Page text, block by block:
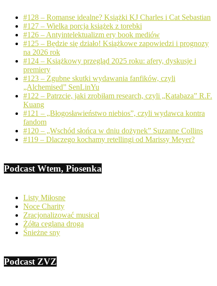
#128 – Romanse idealne? Książki KJ Charles i Cat Sebastian
#127 – Wielka porcja książek z torebki
#126 – Antyintelektualizm ery book mediów
#125 – Będzie się działo! Książkowe zapowiedzi i prognozy
na 2026 rok
#124 – Książkowy przegląd 2025 roku: afery, dyskusje i
premiery
#123 – Zgubne skutki wydawania fanfików, czyli
„Alchemised” SenLinYu
#122 – Patrzcie, jaki zrobiłam research, czyli „Katabaza” R.F.
Kuang
#121 – „Błogosławieństwo niebios”, czyli wydawca kontra
fandom
#120 – „Wschód słońca w dniu dożynek” Suzanne Collins
#119 – Dlaczego kochamy retellingi od Marissy Meyer?
Podcast Wtem, Piosenka
Listy Miłosne
Noce Charity
Zracjonalizować musical
Żółta ceglana droga
Śnieżne sny
Podcast ZVZ